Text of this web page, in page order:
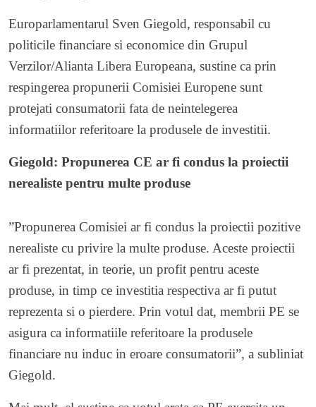
Europarlamentarul Sven Giegold, responsabil cu
politicile financiare si economice din Grupul
Verzilor/Alianta Libera Europeana, sustine ca prin
respingerea propunerii Comisiei Europene sunt
protejati consumatorii fata de neintelegerea
informatiilor referitoare la produsele de investitii.
Giegold: Propunerea CE ar fi condus la proiectii
nerealiste pentru multe produse
”Propunerea Comisiei ar fi condus la proiectii pozitive
nerealiste cu privire la multe produse. Aceste proiectii
ar fi prezentat, in teorie, un profit pentru aceste
produse, in timp ce investitia respectiva ar fi putut
reprezenta si o pierdere. Prin votul dat, membrii PE se
asigura ca informatiile referitoare la produsele
financiare nu induc in eroare consumatorii”, a subliniat
Giegold.